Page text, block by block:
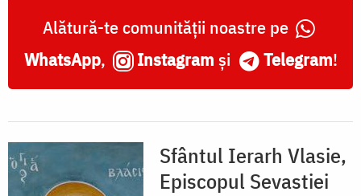
Sfinții
Flor
Lavru
Alătură-te comunității noastre pe
WhatsApp, Instagram și Telegram!
Sfântul Ierarh Vlasie,
Episcopul Sevastiei